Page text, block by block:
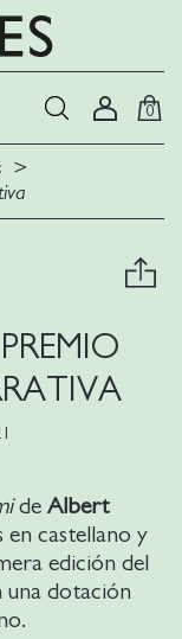
0
de Albert
en castellano y
edición del
una dotación